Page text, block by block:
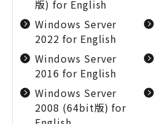
版) for English
Windows Server
2022 for English
Windows Server
2016 for English
Windows Server
2008 (64bit版) for